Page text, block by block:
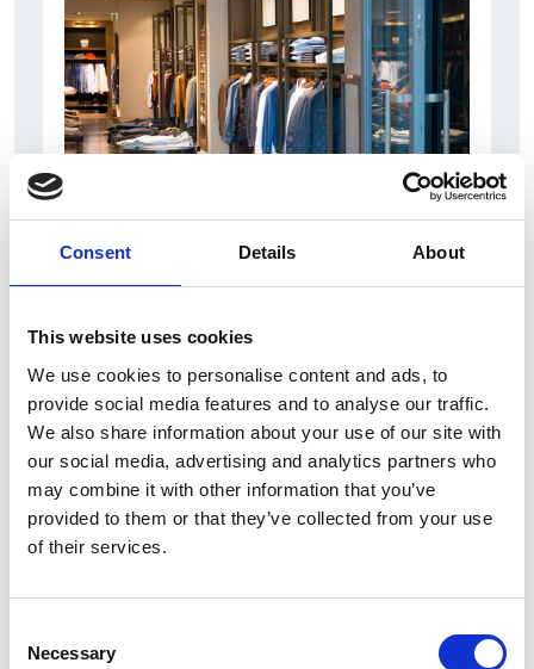
Consent Details About
This website uses cookies
We use cookies to personalise content and ads, to
provide social media features and to analyse our traffic.
We also share information about your use of our site with
our social media, advertising and analytics partners who
may combine it with other information that you’ve
provided to them or that they’ve collected from your use
of their services.
Selection
Necessary
Overview Economica
Repubblica Ceca